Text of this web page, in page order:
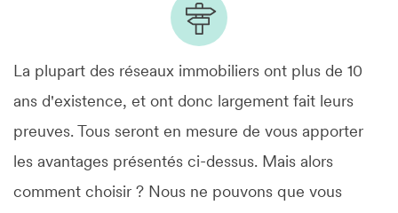
La plupart des réseaux immobiliers ont plus de 10
ans d'existence, et ont donc largement fait leurs
preuves. Tous seront en mesure de vous apporter
les avantages présentés ci-dessus. Mais alors
comment choisir ? Nous ne pouvons que vous